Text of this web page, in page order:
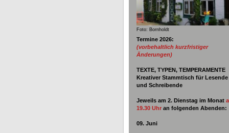
Foto: Bornholdt
Termine 2026:
(vorbehaltlich kurzfristiger
Änderungen)
TEXTE, TYPEN, TEMPERAMENTE
Kreativer Stammtisch für Lesende
und Schreibende
Jeweils am 2. Dienstag im Monat
19.30 Uhr an folgenden Abenden:
09. Juni